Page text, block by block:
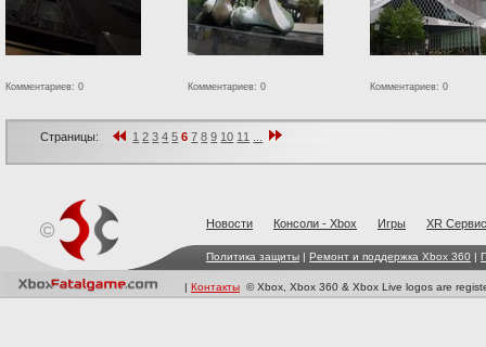
Комментариев: 0 Комментариев: 0 Комментариев: 0
Страницы: 1 2 3 4 5 6 7 8 9 10 11
Новости Консоли - Xbox Игры XR
Политика защиты | Ремонт и поддержка Xbox 360 |
| Контакты © Xbox, Xbox 360 & Xbox Live logos are